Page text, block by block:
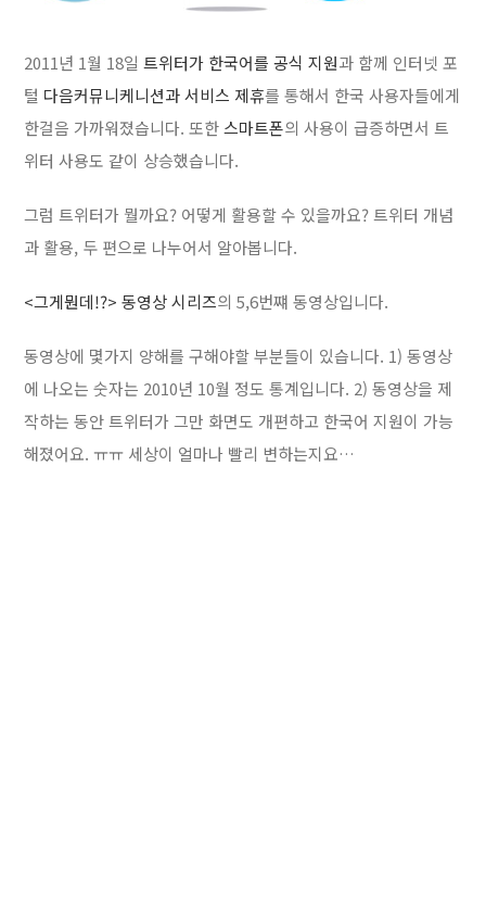
2011년 1월 18일트위터가 한국어를 공식 지원과 함께 인터넷 포
털 다음커뮤니케니션과 서비스 제휴를 통해서 한국 사용자들에게
한걸음 가까워졌습니다. 또한스마트폰의 사용이 급증하면서 트
위터 사용도 같이 상승했습니다.
그럼 트위터가 뭘까요? 어떻게 활용할 수 있을까요? 트위터 개념
과 활용, 두 편으로 나누어서 알아봅니다.
<그게뭔데!?> 동영상 시리즈의 5,6번쨰 동영상입니다.
동영상에 몇가지 양해를 구해야할 부분들이 있습니다. 1) 동영상
에 나오는 숫자는 2010년 10월 정도 통계입니다. 2) 동영상을 제
작하는 동안 트위터가 그만 화면도 개편하고 한국어 지원이 가능
해졌어요. ㅠㅠ 세상이 얼마나 빨리 변하는지요…